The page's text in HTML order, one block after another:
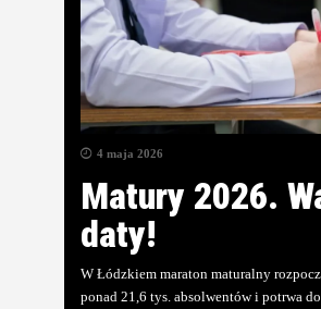
4 maja 2026
Matury 2026.
daty!
W Łódzkiem maraton maturalny
ponad 21,6 tys. absolwentów i potrwa